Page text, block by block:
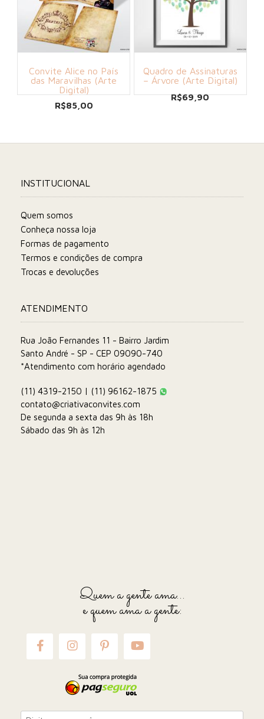
Convite Alice no País
das Maravilhas (Arte
Digital)
R$85,00
Quadro de Assinaturas
– Árvore (Arte Digital)
R$69,90
INSTITUCIONAL
Quem somos
Conheça nossa loja
Formas de pagamento
Termos e condições de compra
Trocas e devoluções
ATENDIMENTO
Rua João Fernandes 11 - Bairro Jardim
Santo André - SP - CEP 09090-740
*Atendimento com horário agendado
(11) 4319-2150 | (11) 96162-1875
contato@criativaconvites.com
De segunda a sexta das 9h às 18h
Sábado das 9h às 12h
Quem a gente ama...
e quem ama a gente: